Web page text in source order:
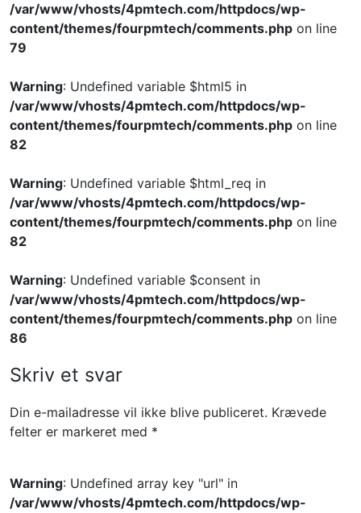
/var/www/vhosts/4pmtech.com/httpdocs/wp-
content/themes/fourpmtech/comments.php on line
79
Warning: Undefined variable $html5 in
/var/www/vhosts/4pmtech.com/httpdocs/wp-
content/themes/fourpmtech/comments.php on line
82
Warning: Undefined variable $html_req in
/var/www/vhosts/4pmtech.com/httpdocs/wp-
content/themes/fourpmtech/comments.php on line
82
Warning: Undefined variable $consent in
/var/www/vhosts/4pmtech.com/httpdocs/wp-
content/themes/fourpmtech/comments.php on line
86
Skriv et svar
Din e-mailadresse vil ikke blive publiceret. Krævede
felter er markeret med *
Warning: Undefined array key "url" in
/var/www/vhosts/4pmtech.com/httpdocs/wp-